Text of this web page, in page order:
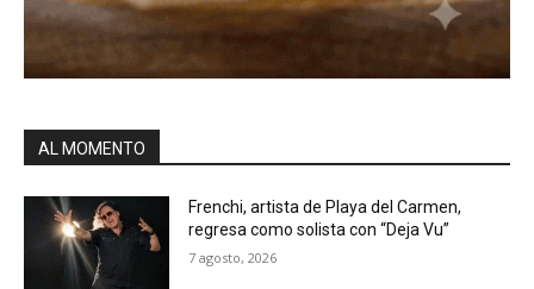
AL MOMENTO
Frenchi, artista de Playa del Carmen,
regresa como solista con “Deja Vu”
7 agosto, 2026